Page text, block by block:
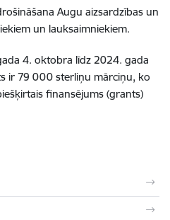
Augu aizsardzības un
un lauksaimniekiem.
4. oktobra līdz 2024. gada
ir 79 000 sterliņu mārciņu, ko
finansējums (grants)